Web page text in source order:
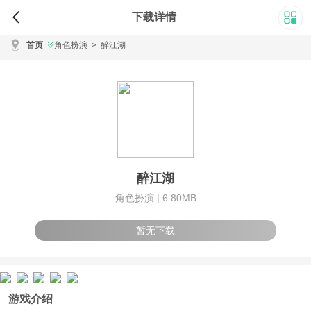
下载详情
首页 角色扮演 > 醉江湖
醉江湖
角色扮演 | 6.80MB
暂无下载
游戏介绍